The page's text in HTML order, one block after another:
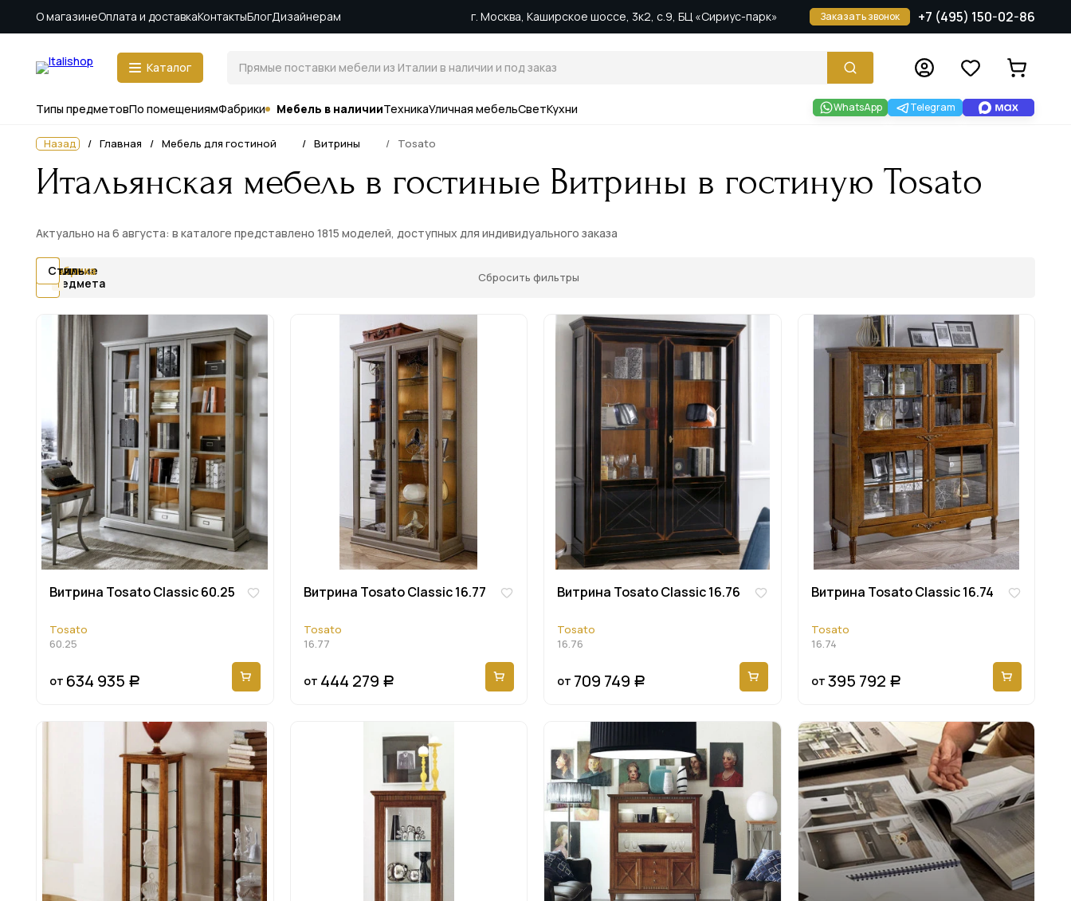
О магазинеОплата и доставкаКонтактыБлогДизайнерам г. Москва, Каширское шоссе, 3к2, с.9, БЦ «Сириус-парк» Заказать звонок +7 (495) 150-02-86
Каталог
Типы предметовПо помещениямФабрики Мебель в наличииТехникаУличная мебельСветКухни WhatsApp Telegram
Назад Главная Мебель для гостиной Витрины Tosato
Итальянская мебель в гостиные Витрины в гостиную Tosato
Актуально на 6 августа: в каталоге представлено 1815 моделей, доступных для индивидуального заказа
Цена
Наличие
Тип
предмета
Фабрика
1
Стиль Сбросить фильтры
Витрина Tosato Classic 60.25
Tosato
60.25
от 634 935 Р
Витрина Tosato Classic 16.77
Tosato
16.77
от 444 279 Р
Витрина Tosato Classic 16.76
Tosato
16.76
от 709 749 Р
Витрина Tosato Classic 16.74
Tosato
16.74
от 395 792 Р